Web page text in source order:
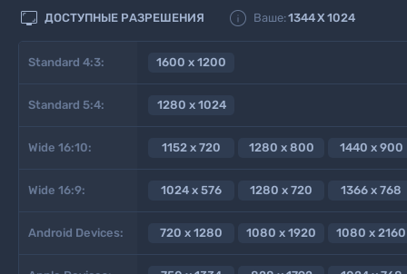
 ДОСТУПНЫЕ РАЗРЕШЕНИЯ  Ваше:1344X1024
Standard 4:3: 1600 x 1200
Standard 5:4: 1280 x 1024
Wide 16:10: 1152 x 720 1280 x 800 1440 x 900
Wide 16:9: 1024 x 576 1280 x 720 1366 x 768
Android Devices: 720 x 1280 1080 x 1920 1080 x 2160